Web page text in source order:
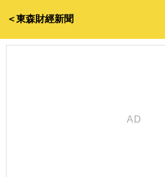
＜東森財經新聞